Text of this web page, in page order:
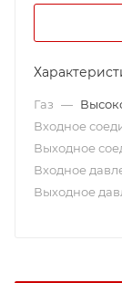
Газ —
Входное
Выходное
Входное
Выходное